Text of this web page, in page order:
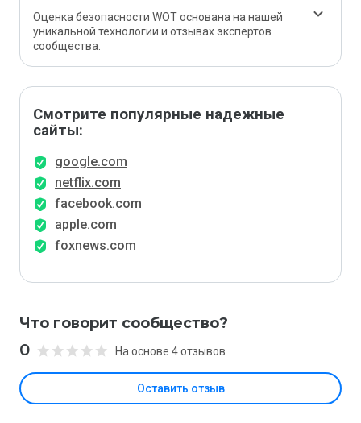
Оценка безопасности WOT основана на нашей
уникальной технологии и отзывах экспертов
сообщества.
Смотрите популярные надежные
сайты:
google.com
netflix.com
facebook.com
apple.com
foxnews.com
Что говорит сообщество?
0 На основе 4 отзывов
Оставить отзыв